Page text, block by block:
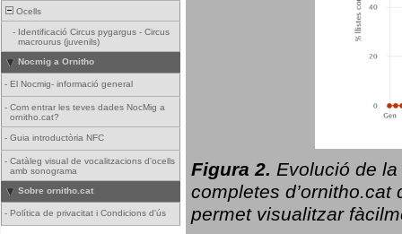
Ocells
- Identificació Circus pygargus - Circus
macrourus (juvenils)
Nocmig a Ornitho
- El Nocmig- informació general
- Com entrar les teves dades NocMig a
ornitho.cat?
- Guia introductòria NFC
- Catàleg visual de vocalitzacions d'ocells
amb sonograma
Sobre ornitho.cat
- Política de privacitat i Condicions d'ús
Figura 2. Evolució de la
completes d’ornitho.cat
permet visualitzar